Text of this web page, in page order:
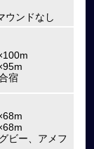
ウンドなし
宿
ビー、アメフ